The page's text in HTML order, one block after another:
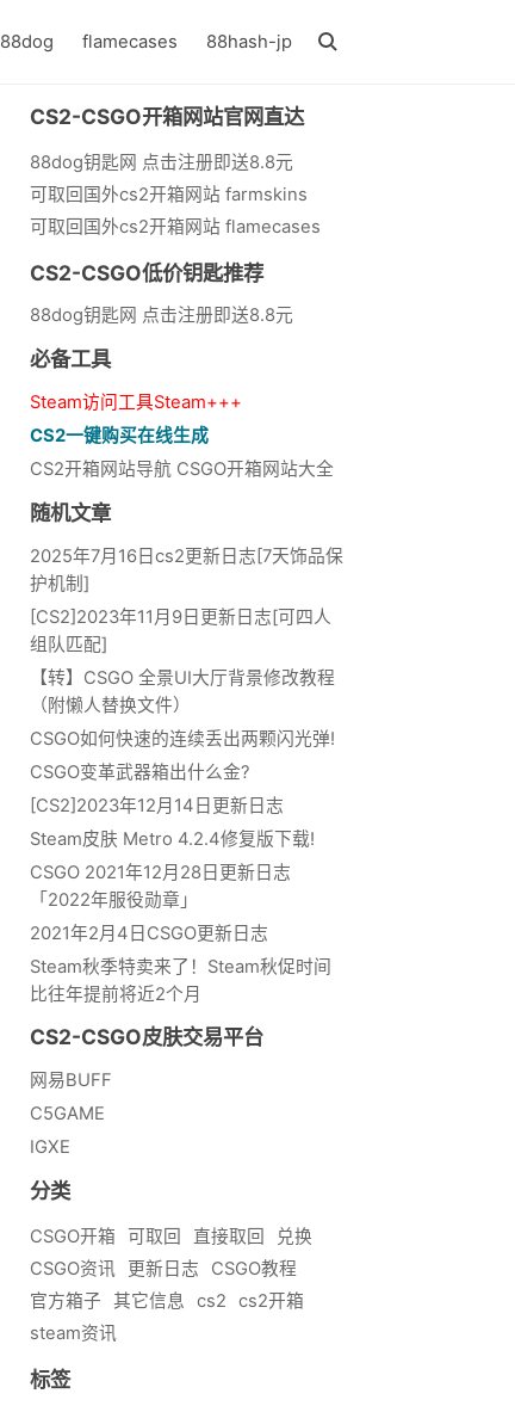
88dog flamecases 88hash-jp
CS2-CSGO开箱网站官网直达
88dog钥匙网 点击注册即送8.8元
可取回国外cs2开箱网站 farmskins
可取回国外cs2开箱网站 flamecases
CS2-CSGO低价钥匙推荐
88dog钥匙网 点击注册即送8.8元
必备工具
Steam访问工具Steam+++
CS2一键购买在线生成
CS2开箱网站导航 CSGO开箱网站大全
随机文章
2025年7月16日cs2更新日志[7天饰品保
护机制]
[CS2]2023年11月9日更新日志[可四人
组队匹配]
【转】CSGO 全景UI大厅背景修改教程
（附懒人替换文件）
CSGO如何快速的连续丢出两颗闪光弹!
CSGO变革武器箱出什么金?
[CS2]2023年12月14日更新日志
Steam皮肤 Metro 4.2.4修复版下载!
CSGO 2021年12月28日更新日志
「2022年服役勋章」
2021年2月4日CSGO更新日志
Steam秋季特卖来了！Steam秋促时间
比往年提前将近2个月
CS2-CSGO皮肤交易平台
网易BUFF
C5GAME
IGXE
分类
CSGO开箱 可取回 直接取回
兑换
CSGO资讯
更新日志
CSGO教程
官方箱子
其它信息 cs2
cs2开箱
steam资讯
标签